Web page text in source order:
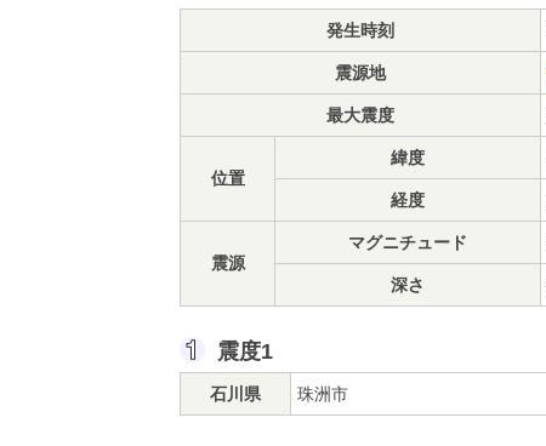
発生時刻
震源地
最大震度
位置
緯度
経度
震源
マグニチュード
深さ
震度1
石川県 珠洲市